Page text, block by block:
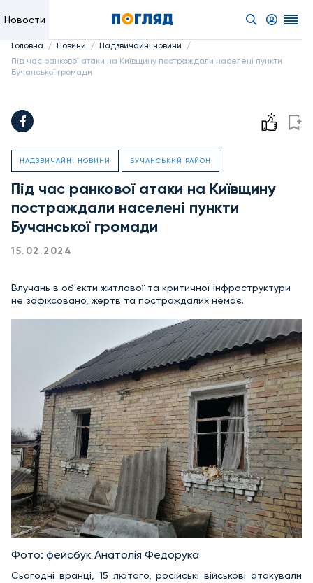
Новости
Головна / Новини / Надзвичайні новини /
Під час ранкової атаки на Київщину постраждали населені пункти
Бучанської громади
НАДЗВИЧАЙНІ НОВИНИ БУЧАНСЬКИЙ РАЙОН
Під час ранкової атаки на Київщину
постраждали населені пункти
Бучанської громади
15.02.2024
Влучань в об'єкти житлової та критичної інфраструктури
не зафіксовано, жертв та постраждалих немає.
Фото: фейсбук Анатолія Федорука
Сьогодні вранці, 15 лютого, російські військові атакували